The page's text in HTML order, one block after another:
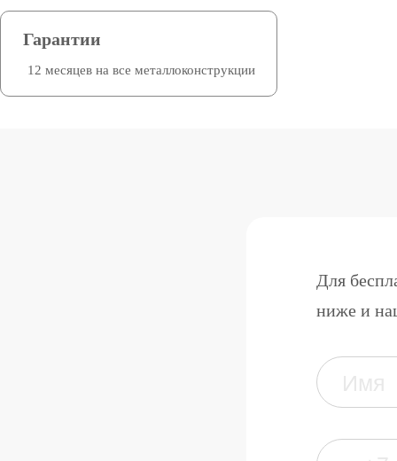
Гарантии
12 месяцев на все металлоконструкции
Для
ниже и